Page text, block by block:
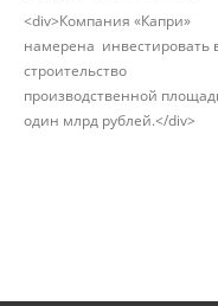
<div>Компания «Капри»
намерена инвестировать
строительство
производственной
один млрд рублей.</div>